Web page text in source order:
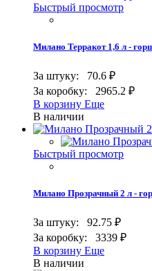
Быстрый просмотр
Милано Терракот 1,6 л -
За штуку:
70.6 ₽
За коробку:
2965.2 ₽
В корзину Еще
В наличии
Быстрый просмотр
Милано Прозрачный 2 л -
За штуку:
92.75 ₽
За коробку:
3339 ₽
В корзину Еще
В наличии